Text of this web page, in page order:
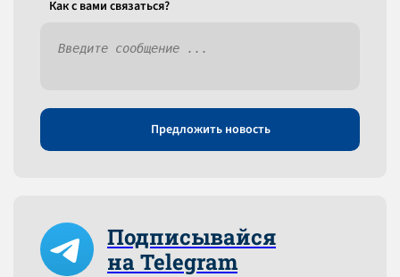
Как c вами связаться?
Предложить новость
Подписывайся
на Telegram